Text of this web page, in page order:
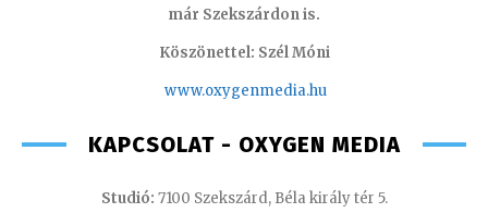
már Szekszárdon is.
Köszönettel: Szél Móni
www.oxygenmedia.hu
KAPCSOLAT - OXYGEN MEDIA
Studió: 7100 Szekszárd, Béla király tér 5.